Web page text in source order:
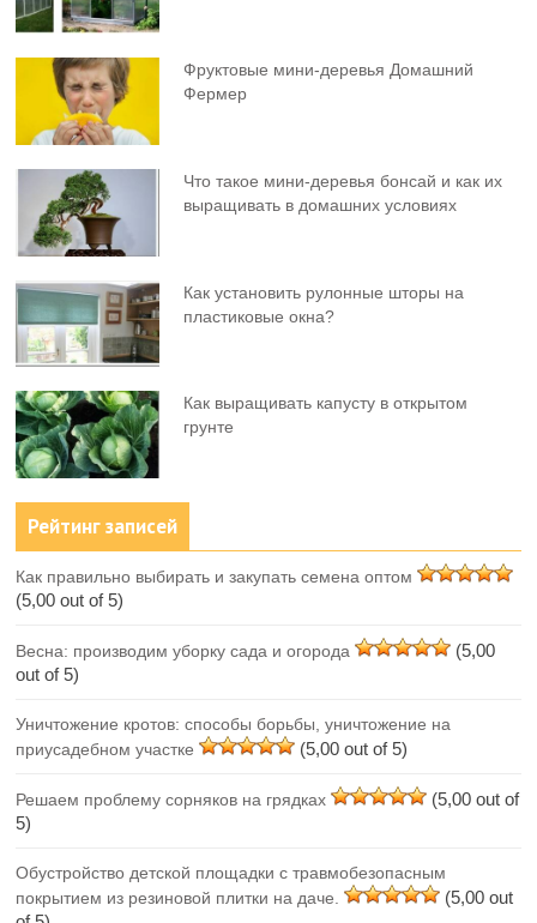
Фруктовыe мини-деревья Домашний
Фермер
Что такое мини-деревья бонсай и как их
выращивать в домашних условиях
Как установить рулонные шторы на
пластиковые окна?
Как выращивать капусту в открытом
грунте
Рейтинг записей
Как правильно выбирать и закупать семена оптом
(5,00 out of 5)
Весна: производим уборку сада и огорода
(5,00
out of 5)
Уничтожение кротов: способы борьбы, уничтожение на
приусадебном участке
(5,00 out of 5)
Решаем проблему сорняков на грядках
(5,00 out of
5)
Обустройство детской площадки с травмобезопасным
покрытием из резиновой плитки на даче.
(5,00 out